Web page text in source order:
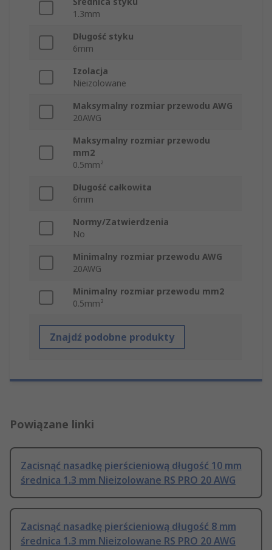
1.3mm
Długość styku
6mm
Izolacja
Nieizolowane
Maksymalny rozmiar przewodu AWG
20AWG
Maksymalny rozmiar przewodu
mm2
0.5mm²
Długość całkowita
6mm
Normy/Zatwierdzenia
No
Minimalny rozmiar przewodu AWG
20AWG
Minimalny rozmiar przewodu mm2
0.5mm²
Znajdź podobne produkty
Powiązane linki
Zacisnąć nasadkę pierścieniową długość 10 mm
średnica 1.3 mm Nieizolowane RS PRO 20 AWG
Zacisnąć nasadkę pierścieniową długość 8 mm
średnica 1.3 mm Nieizolowane RS PRO 20 AWG